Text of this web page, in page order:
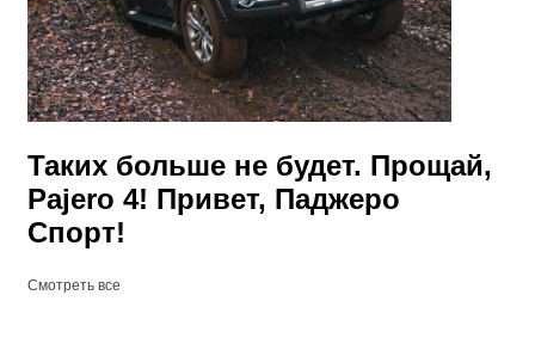
Таких больше не будет. Прощай,
Pajero 4! Привет, Паджеро
Спорт!
Смотреть все